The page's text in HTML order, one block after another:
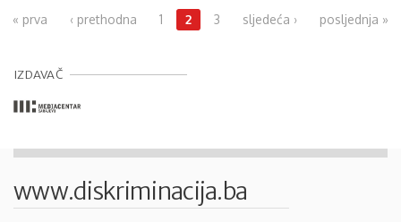
« prva ‹ prethodna 1 2 3 sljedeća › posljednja »
IZDAVAČ
www.diskriminacija.ba